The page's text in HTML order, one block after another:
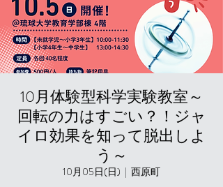
10月体験型科学実験教室～
回転の力はすごい？！ジャ
イロ効果を知って脱出しよ
う～
10月05日(日)
  |
西原町